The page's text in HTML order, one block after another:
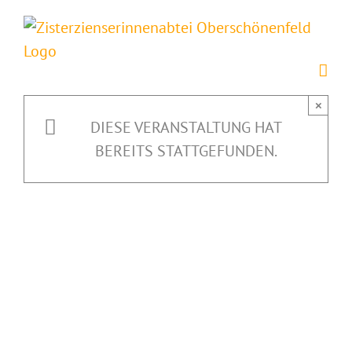
Zum
Inhalt
springen
DIESE VERANSTALTUNG HAT
BEREITS STATTGEFUNDEN.
×